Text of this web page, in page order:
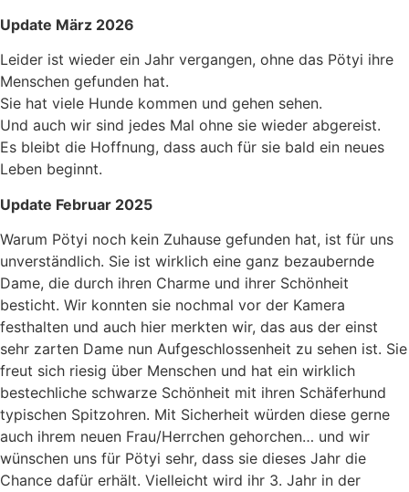
Update März 2026
Leider ist wieder ein Jahr vergangen, ohne das Pötyi ihre
Menschen gefunden hat.
Sie hat viele Hunde kommen und gehen sehen.
Und auch wir sind jedes Mal ohne sie wieder abgereist.
Es bleibt die Hoffnung, dass auch für sie bald ein neues
Leben beginnt.
Update Februar 2025
Warum Pötyi noch kein Zuhause gefunden hat, ist für uns
unverständlich. Sie ist wirklich eine ganz bezaubernde
Dame, die durch ihren Charme und ihrer Schönheit
besticht. Wir konnten sie nochmal vor der Kamera
festhalten und auch hier merkten wir, das aus der einst
sehr zarten Dame nun Aufgeschlossenheit zu sehen ist. Sie
freut sich riesig über Menschen und hat ein wirklich
bestechliche schwarze Schönheit mit ihren Schäferhund
typischen Spitzohren. Mit Sicherheit würden diese gerne
auch ihrem neuen Frau/Herrchen gehorchen… und wir
wünschen uns für Pötyi sehr, dass sie dieses Jahr die
Chance dafür erhält. Vielleicht wird ihr 3. Jahr in der